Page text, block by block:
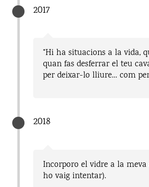
2017
“Hi ha situacions a la vida,
quan fas desferrar el teu
per deixar-lo lliure… com
2018
Incorporo el vidre a la meva
ho vaig intentar).